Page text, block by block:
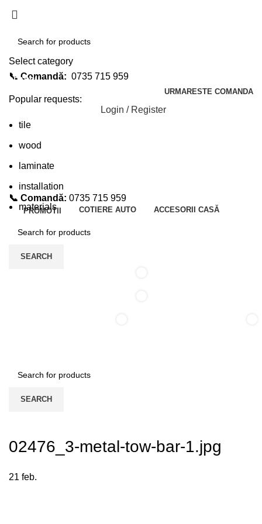
📞 Comandă: 0735 715 959
URMARESTE COMANDA
Login / Register
📞 Comandă: 0735 715 959
PROMOTII COTIERE AUTO ACCESORII CASĂ
SEARCH
SEARCH
02476_3-metal-tow-bar-1.jpg
21 feb.
Select category
SEARCH
Popular requests:
tile
wood
laminate
installation
materials